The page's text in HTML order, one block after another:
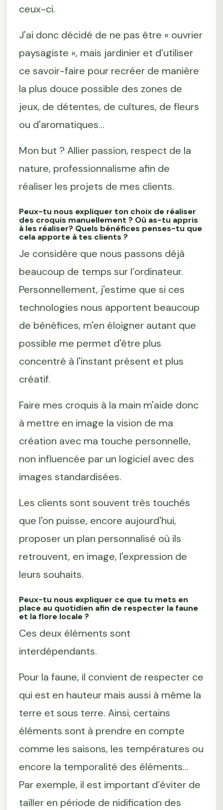
ceux-ci.
J'ai donc décidé de ne pas être « ouvrier
paysagiste », mais jardinier et d’utiliser
ce savoir-faire pour recréer de manière
la plus douce possible des zones de
jeux, de détentes, de cultures, de fleurs
ou d'aromatiques...
Mon but ? Allier passion, respect de la
nature, professionnalisme afin de
réaliser les projets de mes clients.
Peux-tu nous expliquer ton choix de réaliser
des croquis manuellement ? Où as-tu appris
à les réaliser? Quels bénéfices penses-tu que
cela apporte à tes clients ?
Je considère que nous passons déjà
beaucoup de temps sur l’ordinateur.
Personnellement, j'estime que si ces
technologies nous apportent beaucoup
de bénéfices, m'en éloigner autant que
possible me permet d'être plus
concentré à l'instant présent et plus
créatif.
Faire mes croquis à la main m'aide donc
à mettre en image la vision de ma
création avec ma touche personnelle,
non influencée par un logiciel avec des
images standardisées.
Les clients sont souvent très touchés
que l'on puisse, encore aujourd'hui,
proposer un plan personnalisé où ils
retrouvent, en image, l'expression de
leurs souhaits.
Peux-tu nous expliquer ce que tu mets en
place au quotidien afin de respecter la faune
et la flore locale ?
Ces deux éléments sont
interdépendants.
Pour la faune, il convient de respecter ce
qui est en hauteur mais aussi à même la
terre et sous terre. Ainsi, certains
éléments sont à prendre en compte
comme les saisons, les températures ou
encore la temporalité des éléments...
Par exemple, il est important d’éviter de
tailler en période de nidification des